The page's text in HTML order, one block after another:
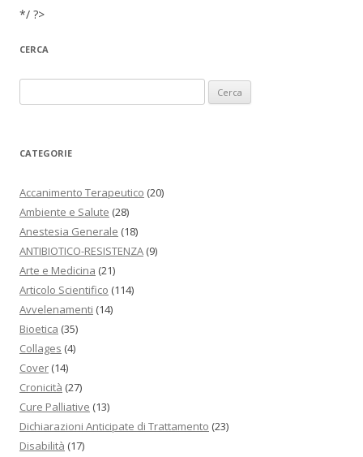
*/ ?>
CERCA
CATEGORIE
Accanimento Terapeutico (20)
Ambiente e Salute (28)
Anestesia Generale (18)
ANTIBIOTICO-RESISTENZA (9)
Arte e Medicina (21)
Articolo Scientifico (114)
Avvelenamenti (14)
Bioetica (35)
Collages (4)
Cover (14)
Cronicità (27)
Cure Palliative (13)
Dichiarazioni Anticipate di Trattamento (23)
Disabilità (17)